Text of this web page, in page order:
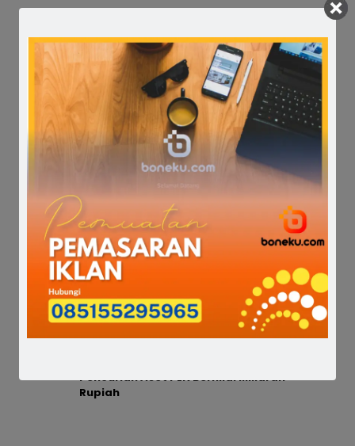
Gerebek Rumah yang Diduga Dijadikan
Lokasi Prostitusi
URC Resmob Bone Sisir TKP Penganiayaan
Bersenjata Parang di Mattanete Bua,
Pelaku Akhirnya Ditamankan
BREAKING NEWS : Nelayan di Bone
Dilaporkan Tenggelam di Perairan Cappa
Ujung
Satresnarkoba Polres Bone Ungkap 35
Kasus Narkotika, Amankan 42 Tersangka
dan Sita 78,65 Gram Sabu
Diduga Dipicu Antrean BBM, Dua Warga
Adu Jotos di SPBU Jalan Mangga Bone
Pencurian Aset PLN Bernilai Miliaran
Rupiah